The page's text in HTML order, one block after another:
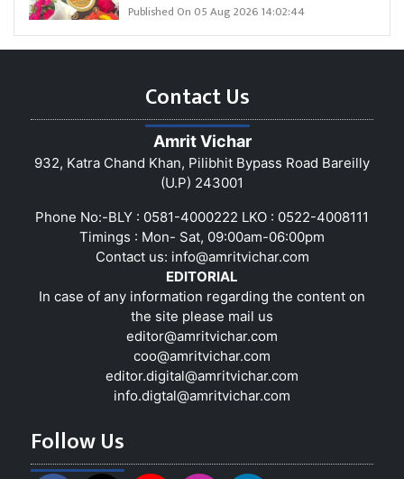
Published On 05 Aug 2026 14:02:44
Contact Us
Amrit Vichar
932, Katra Chand Khan, Pilibhit Bypass Road Bareilly
(U.P) 243001
Phone No:-BLY : 0581-4000222 LKO : 0522-4008111
Timings : Mon- Sat, 09:00am-06:00pm
Contact us: info@amritvichar.com
EDITORIAL
In case of any information regarding the content on
the site please mail us
editor@amritvichar.com
coo@amritvichar.com
editor.digital@amritvichar.com
info.digtal@amritvichar.com
Follow Us